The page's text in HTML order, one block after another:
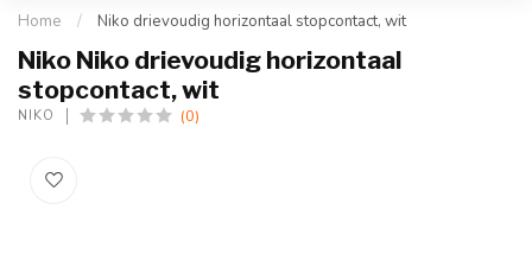
Home / Niko drievoudig horizontaal stopcontact, wit
Niko Niko drievoudig horizontaal
stopcontact, wit
NIKO (0)